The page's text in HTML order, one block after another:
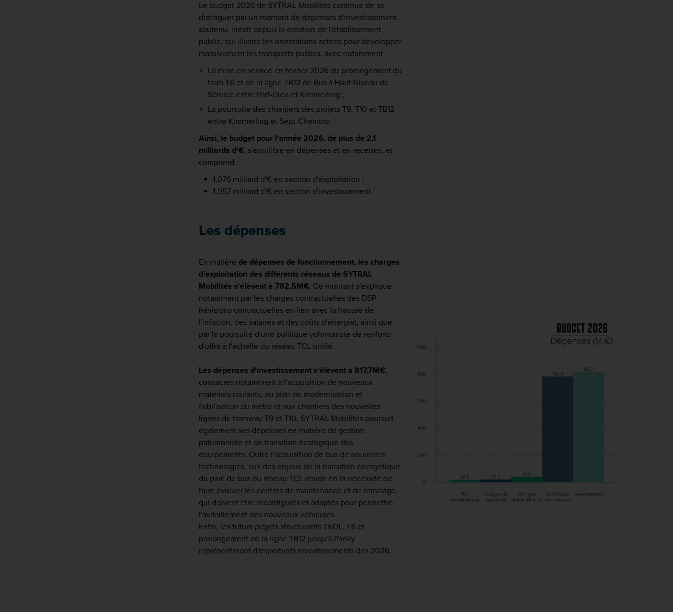
Le budget 2026 de SYTRAL Mobilités continue de se
distinguer par un montant de dépenses d'investissement
soutenu, inédit depuis la création de l'établissement
public, qui illustre les orientations actées pour développer
massivement les transports publics, avec notamment :
La mise en service en février 2026 du prolongement du
tram T6 et de la ligne TB12 de Bus à Haut Niveau de
Service entre Part-Dieu et Kimmerling ;
La poursuite des chantiers des projets T9, T10 et TB12
entre Kimmerling et Sept-Chemins.
Ainsi, le budget pour l'année 2026, de plus de 2,1
milliards d'€, s'équilibre en dépenses et en recettes, et
comprend :
1,076 milliard d'€ en section d'exploitation ;
1,057 milliard d'€ en section d'investissement.
Les dépenses
En matière de dépenses de fonctionnement, les charges
d'exploitation des différents réseaux de SYTRAL
Mobilités s'élèvent à 782,5M€. Ce montant s'explique
notamment par les charges contractuelles des DSP
(révisions contractuelles en lien avec la hausse de
l'inflation, des salaires et des coûts d'énergie), ainsi que
par la poursuite d'une politique volontariste de renforts
d'offre à l'échelle du réseau TCL unifié.
Les dépenses d'investissement s'élèvent à 817,7M€,
consacrés notamment à l'acquisition de nouveaux
matériels roulants, au plan de modernisation et
fiabilisation du métro et aux chantiers des nouvelles
lignes de tramway T9 et T10. SYTRAL Mobilités poursuit
également ses dépenses en matière de gestion
patrimoniale et de transition écologique des
équipements. Outre l'acquisition de bus de nouvelles
technologies, l'un des enjeux de la transition énergétique
du parc de bus du réseau TCL réside en la nécessité de
faire évoluer les centres de maintenance et de remisage,
qui doivent être reconfigurés et adaptés pour permettre
l'avitaillement des nouveaux véhicules.
Enfin, les futurs projets structurants TEOL, T8 et
prolongement de la ligne TB12 jusqu'à Parilly
représenteront d'importants investissements dès 2026.